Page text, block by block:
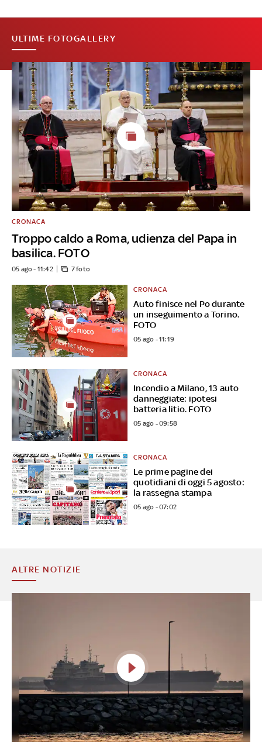
ULTIME FOTOGALLERY
Troppo caldo a Roma, udienza del Papa in
basilica. FOTO
CRONACA
05 ago - 11:42 7 foto
Auto finisce nel Po durante
un inseguimento a Torino.
FOTO
CRONACA
05 ago - 11:19
Incendio a Milano, 13 auto
danneggiate: ipotesi
batteria litio. FOTO
CRONACA
05 ago - 09:58
Le prime pagine dei
quotidiani di oggi 5 agosto:
la rassegna stampa
CRONACA
05 ago - 07:02
ALTRE NOTIZIE